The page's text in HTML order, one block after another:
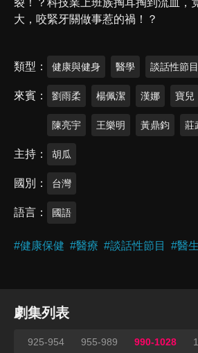
大，咬緊牙關做事惹的禍！？
類型 健康與健身 醫學 談話性節目
來賓 劉雨柔 楊佩潔 漢娜 寶兒
陳亮宇 王樂明 黃鼎鈞 莊
主持 胡瓜
國別 台灣
語言 國語
#健康保健 #醫療 #談話性節目 #醫生
劇集列表
925-954 955-989 990-1028